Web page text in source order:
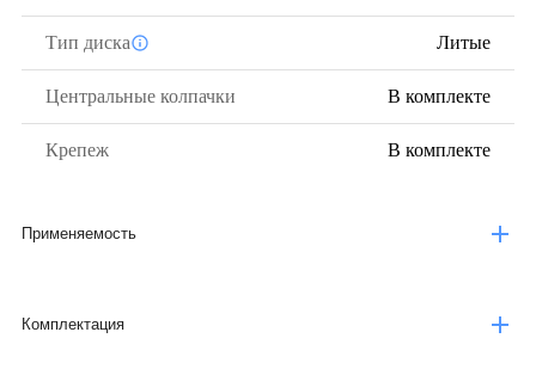
Тип диска Литые
Центральные колпачки В комплекте
Крепеж В комплекте
Применяемость
Комплектация